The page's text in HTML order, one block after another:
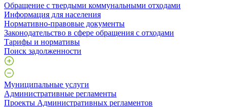
Обращение с твердыми коммунальными отходами
Информация для населения
Нормативно-правовые документы
Законодательство в сфере обращения с отходами
Тарифы и нормативы
Поиск задолженности
Муниципальные услуги
Административные регламенты
Проекты Административных регламентов